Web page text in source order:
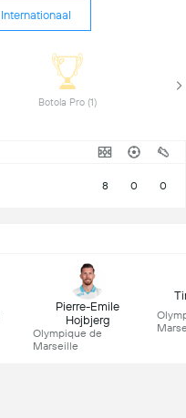
Internationaal
8 0 0
Pierre-Emile
Hojbjerg
Olympique de
Marseille